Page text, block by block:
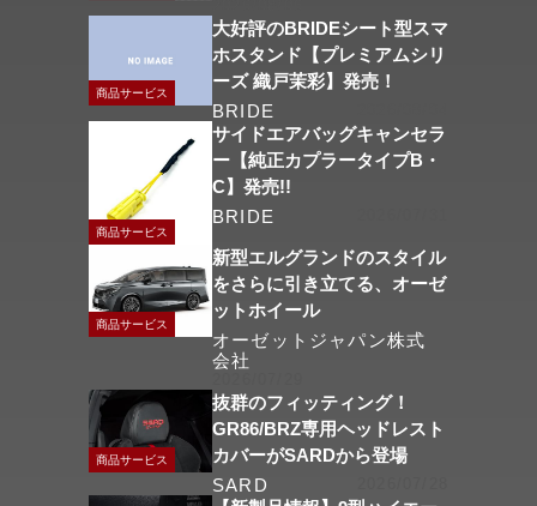
商品サービス
大好評のBRIDEシート型スマ
ホスタンド【プレミアムシリ
ーズ 織戸茉彩】発売！
BRIDE
商品サービス
サイドエアバッグキャンセラ
ー【純正カプラータイプB・
C】発売!!
BRIDE
商品サービス
新型エルグランドのスタイル
をさらに引き立てる、オーゼ
ットホイール
オーゼットジャパン株式
会社
商品サービス
抜群のフィッティング！
GR86/BRZ専用ヘッドレスト
カバーがSARDから登場
SARD